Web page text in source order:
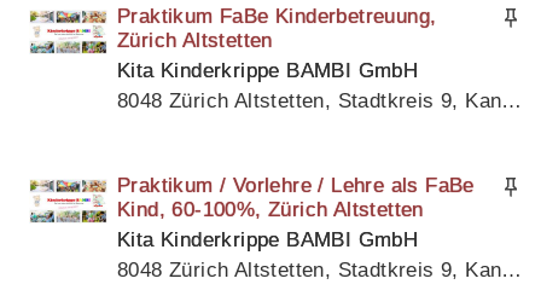
Praktikum FaBe Kinderbetreuung,
Zürich Altstetten
Kita Kinderkrippe BAMBI GmbH
8048 Zürich Altstetten, Stadtkreis 9, Kanton Zürich
Praktikum / Vorlehre / Lehre als FaBe
Kind, 60-100%, Zürich Altstetten
Kita Kinderkrippe BAMBI GmbH
8048 Zürich Altstetten, Stadtkreis 9, Kanton Zürich